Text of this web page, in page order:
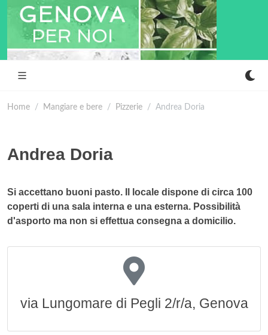
Home Mangiare e bere Pizzerie Andrea Doria
Andrea Doria
Si accettano buoni pasto. Il locale dispone di circa 100
coperti di una sala interna e una esterna. Possibilità
d'asporto ma non si effettua consegna a domicilio.
via Lungomare di Pegli 2/r/a, Genova